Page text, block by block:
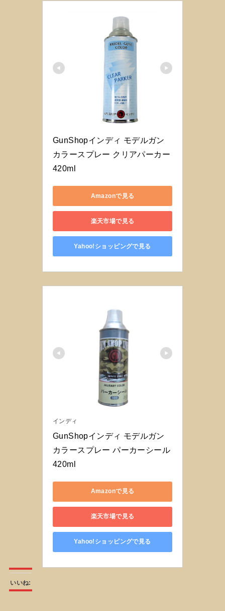
GunShopインディ モデルガン
カラースプレー クリアパーカー
420ml
Amazonで見る
楽天市場で見る
Yahoo!ショッピングで見る
インディ
GunShopインディ モデルガン
カラースプレー パーカーシール
420ml
Amazonで見る
楽天市場で見る
Yahoo!ショッピングで見る
いいね: